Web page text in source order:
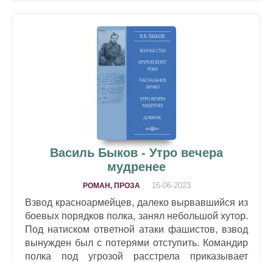
Василь Быков - Утро вечера
мудренее
РОМАН, ПРОЗА 16-06-2023
Взвод красноармейцев, далеко вырвавшийся из
боевых порядков полка, занял небольшой хутор.
Под натиском ответной атаки фашистов, взвод
вынужден был с потерями отступить. Командир
полка под угрозой расстрела приказывает